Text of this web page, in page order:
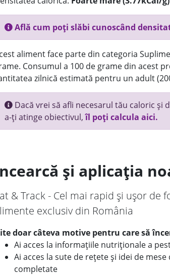
Află cum poți slăbi cunoscând
aliment face parte din categoria
Consumul a 100 de grame din acest
zilnică estimată pentru un adult
Dacă vrei să afli necesarul tău caloric și
a-ți atinge obiectivul,îl poți calcula aici.
și aplicația
& Track - Cel mai rapid și ușor
exclusiv din România
doar câteva motive pentru care să
Ai acces la informațiile nutriționale a
Ai acces la sute de rețete și idei de
completate